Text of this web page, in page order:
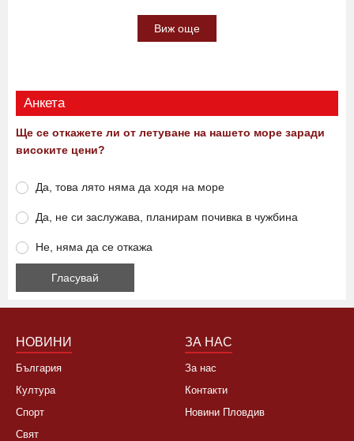
Виж още
Анкета
Ще се откажете ли от летуване на нашето море заради
високите цени?
Да, това лято няма да ходя на море
Да, не си заслужава, планирам почивка в чужбина
Не, няма да се откажа
НОВИНИ
България
Култура
Спорт
Свят
ЗА НАС
За нас
Контакти
Новини Пловдив